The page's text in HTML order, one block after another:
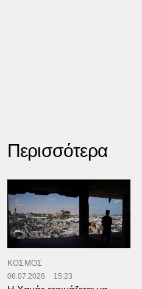
Περισσότερα
ΚΟΣΜΟΣ
06.07.2026 15:23